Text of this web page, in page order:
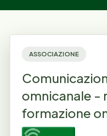
ASSOCIAZIONE
omnicanale -
formazione